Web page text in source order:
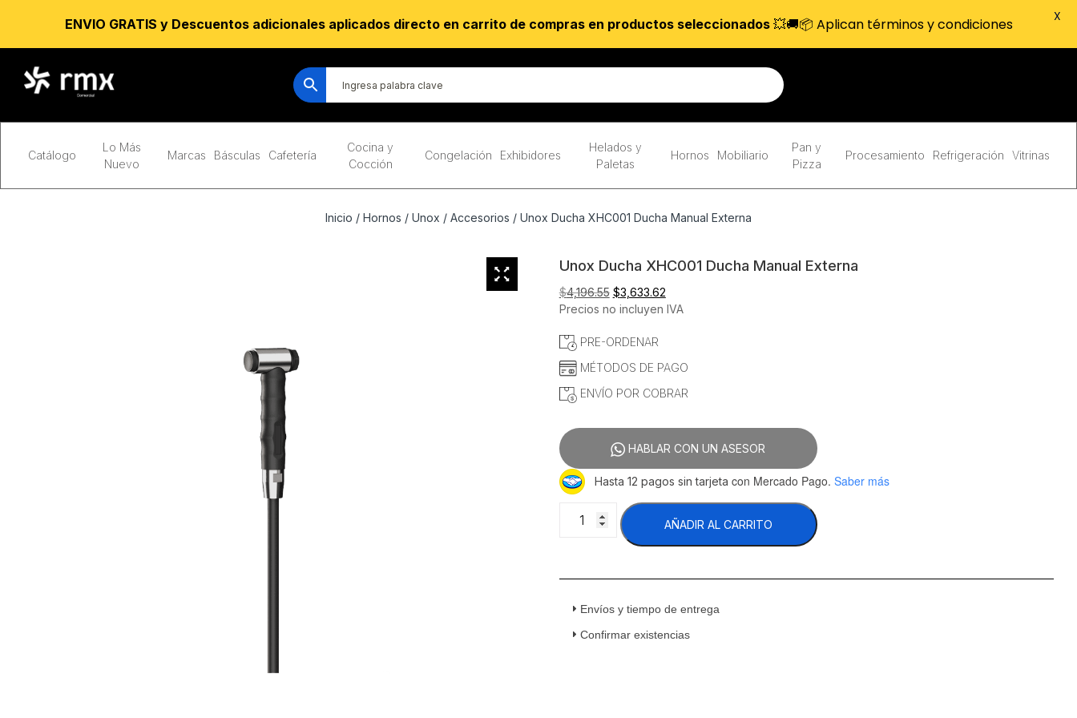
Catálogo
Lo Más
Nuevo
Marcas Básculas Cafetería
Cocina y
Cocción
Congelación Exhibidores
Helados y
Paletas
Hornos Mobiliario
Pan y
Pizza
Procesamiento Refrigeración Vitrinas
Inicio / Hornos / Unox / Accesorios / Unox Ducha XHC001 Ducha Manual Externa
Unox Ducha XHC001 Ducha Manual Externa
$4,196.55 El
precio
era:
$3,633.62El
precio
Precios no incluyen IVA
PRE-ORDENAR
MÉTODOS DE PAGO
ENVÍO POR COBRAR
HABLAR CON UN ASESOR
Hasta 12 pagos sin tarjeta con Mercado Pago. Saber más
Ducha
Manual
cantidad
AÑADIR AL CARRITO
Envíos y tiempo de entrega
Confirmar existencias
ENVIO GRATIS y Descuentos adicionales aplicados directo en carrito de compras en productos seleccionados💥🚚📦 Aplican términos y condiciones X